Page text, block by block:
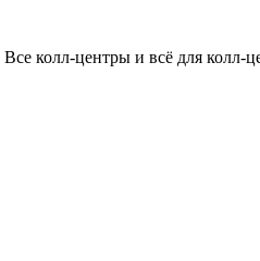
Все колл-центры и всё для колл-